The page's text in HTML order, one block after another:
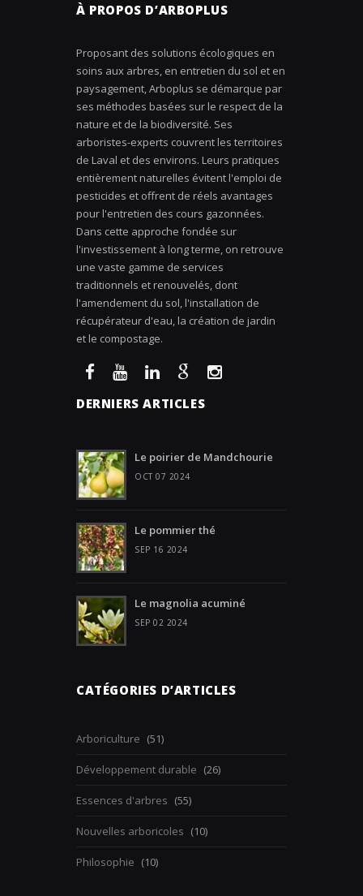
À PROPOS D’ARBOPLUS
Proposant des solutions écologiques en
soins aux arbres, en entretien du sol et en
paysagement, Arboplus se démarque par
ses méthodes basées sur le respect de la
nature et de la biodiversité. Ses
arboristes-experts couvrent les territoires
de Laval et des environs. Leurs pratiques
entièrement naturelles évitent l'emploi de
pesticides et offrent de réels avantages
pour l'entretien des cours gazonnées.
Dans cette approche fondée sur
l'investissement à long terme, on retrouve
une vaste gamme de services
traditionnels et renouvelés, dont
l'amendement du sol, l'installation de
récupérateur d'eau, la création de jardin
et le compostage.
DERNIERS ARTICLES
Le poirier de Mandchourie
OCT 07 2024
Le pommier thé
SEP 16 2024
Le magnolia acuminé
SEP 02 2024
CATÉGORIES D’ARTICLES
Arboriculture (51)
Développement durable (26)
Essences d'arbres (55)
Nouvelles arboricoles (10)
Philosophie (10)